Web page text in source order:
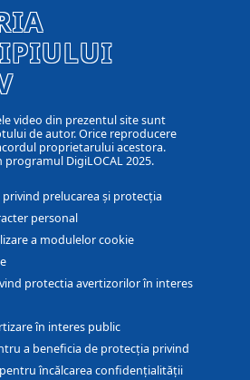
video din prezentul site sunt
de autor. Orice reproducere
proprietarului acestora.
DigiLOCAL 2025.
prelucarea și protecția
personal
a modulelor cookie
protectia avertizorilor în interes
în interes public
a beneficia de protecția privind
încălcarea confidențialității